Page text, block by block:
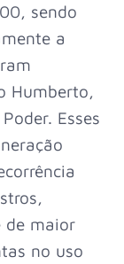
sendo
a
Humberto,
Esses
de maior
no uso